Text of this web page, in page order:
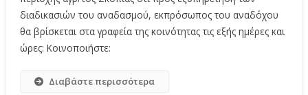
διαδικασιών του αναδασμού, εκπρόσωπος του αναδόχου
θα βρίσκεται στα γραφεία της κοινότητας τις εξής ημέρες και
ώρες: Κοινοποιήστε:
Διαβάστε περισσότερα